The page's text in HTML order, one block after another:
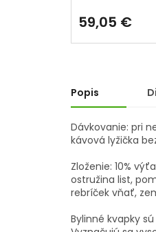
produktu
je
5,0
59,05 €
Popis
Dávkovanie: pri
kávová lyžička
Zloženie: 10%
ostružina list,
rebríček vňať,
Bylinné kvapky